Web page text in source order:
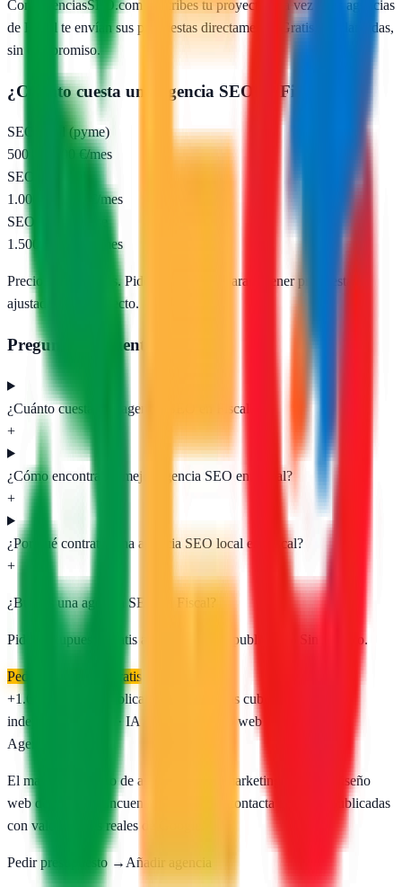
Con AgenciasSEO.com describes tu proyecto una vez y las agencias
de Fiscal te envían sus propuestas directamente. Gratis, sin llamadas,
sin compromiso.
¿Cuánto cuesta una agencia SEO en Fiscal
SEO local (pyme)
500 – 1.000 €/mes
SEO nacional
1.000 – 2.500 €/mes
SEO e-commerce
1.500 – 5.000 €/mes
Precios orientativos. Pide presupuesto para obtener propuestas
ajustadas a tu proyecto.
Preguntas frecuentes
¿Cuánto cuesta una agencia SEO en Fiscal?
+
¿Cómo encontrar la mejor agencia SEO en Fiscal?
+
¿Por qué contratar una agencia SEO local en Fiscal?
+
¿Buscas una agencia SEO en Fiscal
Pide presupuesto gratis a las agencias publicadas. Sin registro.
Pedir presupuesto gratis
+1.650
agencias publicadas provincias cubiertas
independiente
SEO · IA · GEO · Diseño web
AgenciasSEO
El mayor directorio de agencias SEO, marketing digital y diseño
web de España. Encuentra, compara y contacta agencias publicadas
con valoraciones reales de Google.
Pedir presupuesto → Añadir agencia